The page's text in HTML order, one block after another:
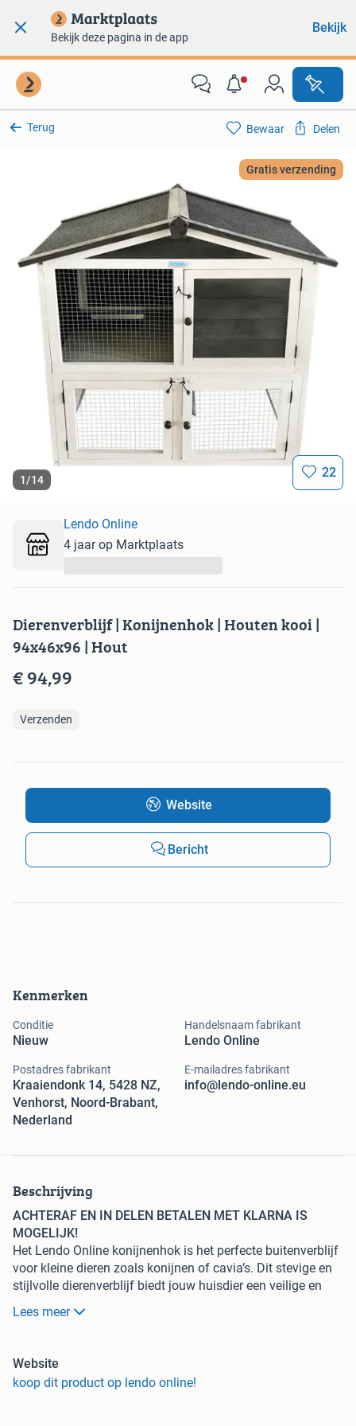
Bekijk deze pagina in de app
Bekijk
Terug
Gratis verzending
1/14 22
Kenmerken
Conditie
Nieuw
Handelsnaam fabrikant
Lendo Online
Postadres fabrikant
Kraaiendonk 14, 5428 NZ,
Venhorst, Noord-Brabant,
Nederland
E-mailadres fabrikant
info@lendo-online.eu
Beschrijving
ACHTERAF EN IN DELEN BETALEN MET KLARNA IS
MOGELIJK!
Het Lendo Online konijnenhok is het perfecte buitenverblijf
voor kleine dieren zoals konijnen of cavia’s. Dit stevige en
stijlvolle dierenverblijf biedt jouw huisdier een veilige en
comfortabele plek in zowel binnen als buitenlucht. Dankzij
de duurzame materialen en doordachte afwerking is dit
weersomstandigheden.
De constructie is vervaardigd van geïmpregneerd
vurenhout, wat zorgt voor een hoge weerstand tegen vocht
Lees meer
Website
koop dit product op lendo online!
Bewaar Delen
Dierenverblijf | Konijnenhok | Houten kooi |
94x46x96 | Hout
€ 94,99
Verzenden
Lendo Online
4 jaar op Marktplaats
Website
Bericht